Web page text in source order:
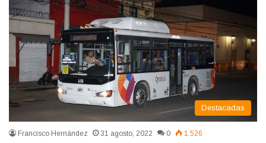
Destacadas
Francisco Hernández 31 agosto, 2022 0 1.526